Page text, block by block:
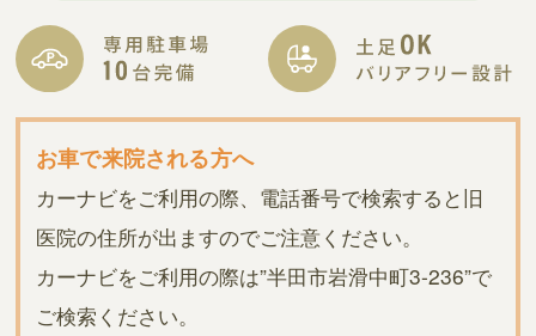
お車で来院される方へ
カーナビをご利用の際、電話番号で検索すると旧
医院の住所が出ますのでご注意ください。
カーナビをご利用の際は”半田市岩滑中町3-236”で
ご検索ください。